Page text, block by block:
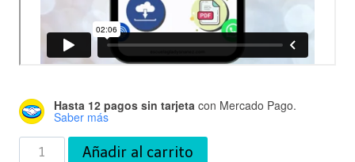
Hasta 12 pagos sin tarjeta con Mercado Pago.
Saber más
Manual
Añadir al carrito